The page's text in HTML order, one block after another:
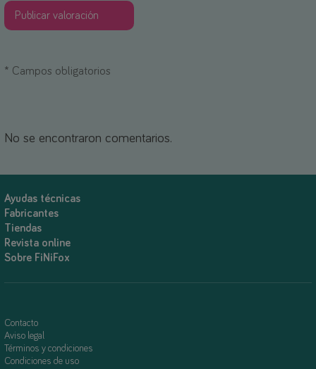
* Campos obligatorios
No se encontraron comentarios.
Ayudas técnicas
Fabricantes
Tiendas
Revista online
Sobre FiNiFox
Contacto
Aviso legal
Términos y condiciones
Condiciones de uso